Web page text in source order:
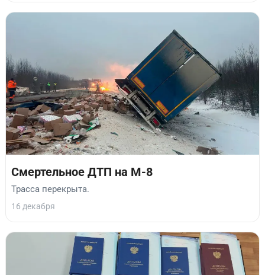
Смертельное ДТП на М-8
Трасса перекрыта.
16 декабря